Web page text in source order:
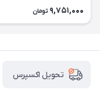
9,751,000 تومان
تحویل اکسپرس